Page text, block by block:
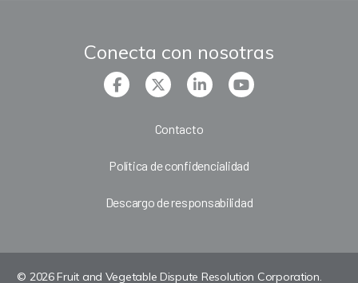
Conecta con nosotras
Contacto
Política de confidencialidad
Descargo de responsabilidad
© 2026 Fruit and Vegetable Dispute Resolution Corporation.